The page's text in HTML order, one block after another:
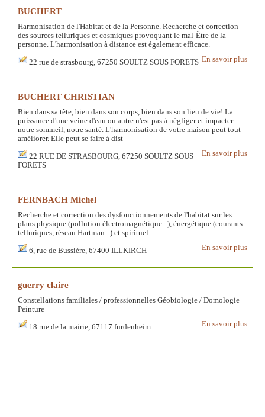
BUCHERT
Harmonisation de l'Habitat et de la Personne. Recherche et correction
des sources telluriques et cosmiques provoquant le mal-Être de la
personne. L'harmonisation à distance est également efficace.
En savoir plus
22 rue de strasbourg, 67250 SOULTZ SOUS FORETS
BUCHERT CHRISTIAN
Bien dans sa tête, bien dans son corps, bien dans son lieu de vie! La
puissance d'une veine d'eau ou autre n'est pas à négliger et impacter
notre sommeil, notre santé. L'harmonisation de votre maison peut tout
améliorer. Elle peut se faire à dist
En savoir plus
22 RUE DE STRASBOURG, 67250 SOULTZ SOUS
FORETS
FERNBACH Michel
Recherche et correction des dysfonctionnements de l'habitat sur les
plans physique (pollution électromagnétique...), énergétique (courants
telluriques, réseau Hartman...) et spirituel.
En savoir plus
6, rue de Bussière, 67400 ILLKIRCH
guerry claire
Constellations familiales / professionnelles Géobiologie / Domologie
Peinture
En savoir plus
18 rue de la mairie, 67117 furdenheim